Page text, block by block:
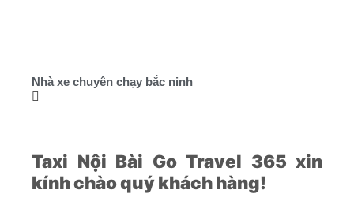
Nhà xe chuyên chạy bắc ninh
Taxi Nội Bài Go Travel 365 xin
kính chào quý khách hàng!